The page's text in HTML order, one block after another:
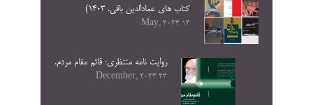
کتاب های عمادالدین باقی. ۱۴۰۳)
13 May, 2024
روایت نامه منتظری: قائم مقام مردم.
23 December, 2023